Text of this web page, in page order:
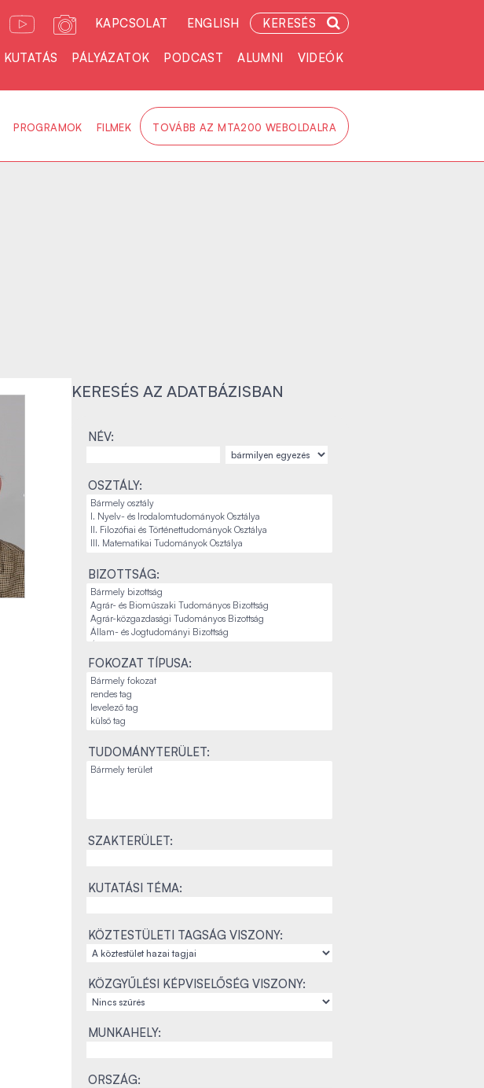
KAPCSOLAT ENGLISH KERESÉS
KUTATÁS PÁLYÁZATOK PODCAST ALUMNI VIDEÓK
PROGRAMOK FILMEK TOVÁBB AZ MTA200 WEBOLDALRA
KERESÉS AZ ADATBÁZISBAN
NÉV:
OSZTÁLY:
BIZOTTSÁG:
FOKOZAT TÍPUSA:
TUDOMÁNYTERÜLET:
SZAKTERÜLET:
KUTATÁSI TÉMA:
KÖZTESTÜLETI TAGSÁG VISZONY:
KÖZGYŰLÉSI KÉPVISELŐSÉG VISZONY:
MUNKAHELY:
ORSZÁG: